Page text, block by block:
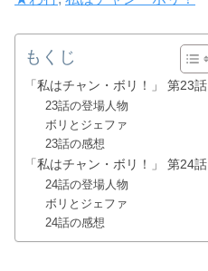
もくじ
「私はチャン・ボリ！」 第23話
23話の登場人物
ボリとジェファ
23話の感想
「私はチャン・ボリ！」 第24話
24話の登場人物
ボリとジェファ
24話の感想